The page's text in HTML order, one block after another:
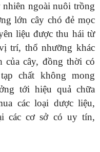
ngoài nuôi trồng
lớn cây chó đẻ mọc
liệu được thu hái từ
trí, thổ nhưỡng khác
của cây, đồng thời có
chất không mong
tới hiệu quả chữa
các loại dược liệu,
các cơ sở có uy tín,